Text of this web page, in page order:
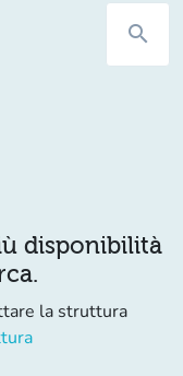
search
disponibilità
la struttura